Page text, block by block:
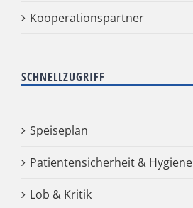
Kooperationspartner
SCHNELLZUGRIFF
Speiseplan
Patientensicherheit & Hygiene
Lob & Kritik